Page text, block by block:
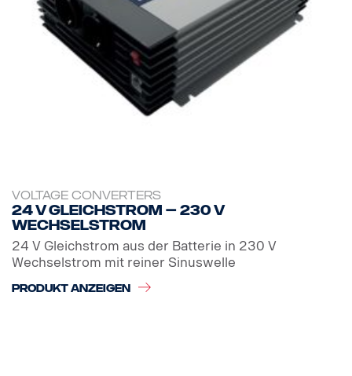
VOLTAGE CONVERTERS
24 V Gleichstrom – 230 V
Wechselstrom
24 V Gleichstrom aus der Batterie in 230 V
Wechselstrom mit reiner Sinuswelle
PRODUKT ANZEIGEN